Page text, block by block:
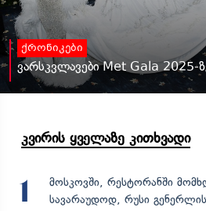
ქრონიკები
ვარსკვლავები Met Gala 2025-
კვირის ყველაზე კითხვადი
1
მოსკოვში, რესტორანში
სავარაუდოდ, რუსი